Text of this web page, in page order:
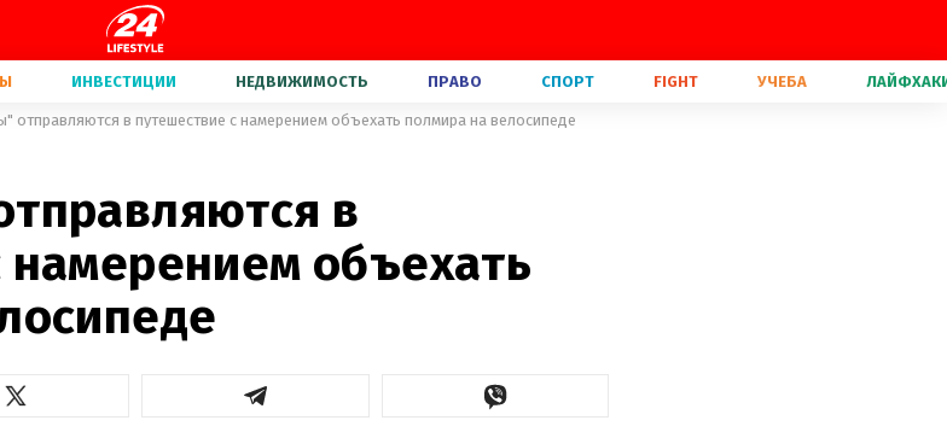
ИНВЕСТИЦИИ НЕДВИЖИМОСТЬ ПРАВО СПОРТ FIGHT УЧЕБА
отправляются в путешествие с намерением объехать полмира на велосипеде
в
намерением объехать